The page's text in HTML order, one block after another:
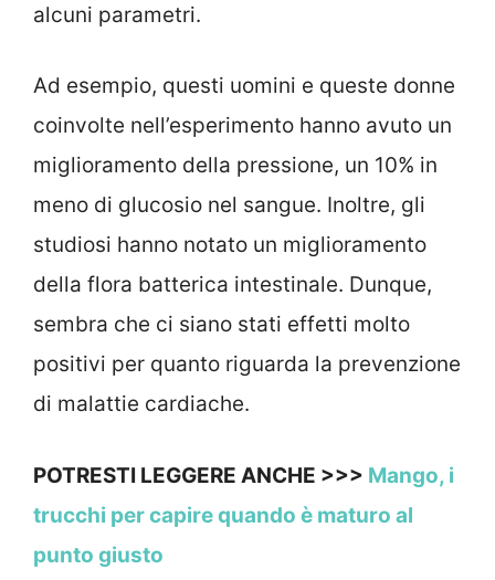
alcuni parametri.
Ad esempio, questi uomini e queste donne
coinvolte nell’esperimento hanno avuto un
miglioramento della pressione, un 10% in
meno di glucosio nel sangue. Inoltre, gli
studiosi hanno notato un miglioramento
della flora batterica intestinale. Dunque,
sembra che ci siano stati effetti molto
positivi per quanto riguarda la prevenzione
di malattie cardiache.
POTRESTI LEGGERE ANCHE >>> Mango, i
trucchi per capire quando è maturo al
punto giusto